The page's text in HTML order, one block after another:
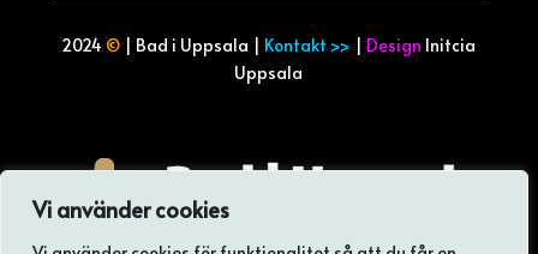
Vi använder cookies
2024 © | Bad i Uppsala | Kontakt >> | Design Initcia
Uppsala